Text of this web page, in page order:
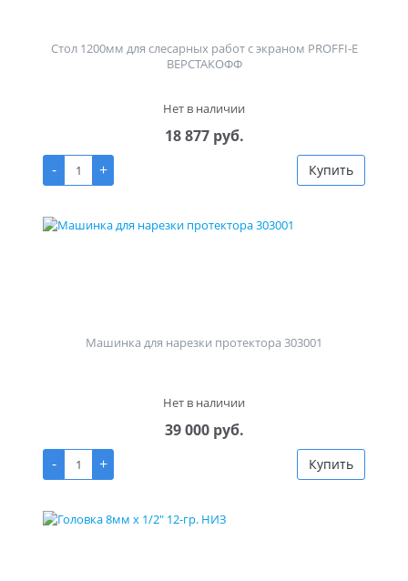
Стол 1200мм для слесарных работ с экраном PROFFI-E
ВЕРСТАКОФФ
Нет в наличии
18 877 руб.
-
+ Купить
Машинка для нарезки протектора 303001
Нет в наличии
39 000 руб.
-
+ Купить